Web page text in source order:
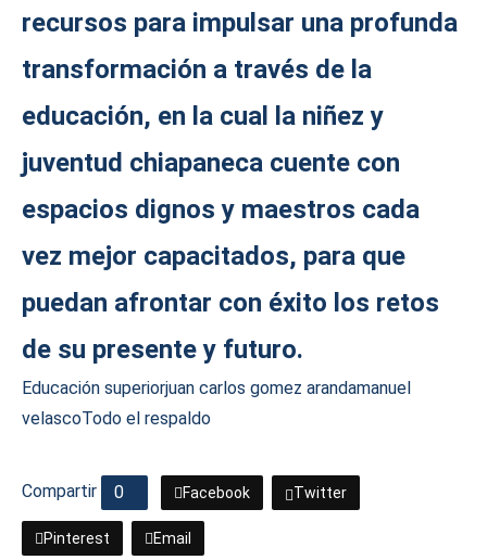
recursos para impulsar una profunda
transformación a través de la
educación, en la cual la niñez y
juventud chiapaneca cuente con
espacios dignos y maestros cada
vez mejor capacitados, para que
puedan afrontar con éxito los retos
de su presente y futuro.
Educación superiorjuan carlos gomez arandamanuel
velascoTodo el respaldo
Compartir 0 Facebook Twitter
Pinterest Email